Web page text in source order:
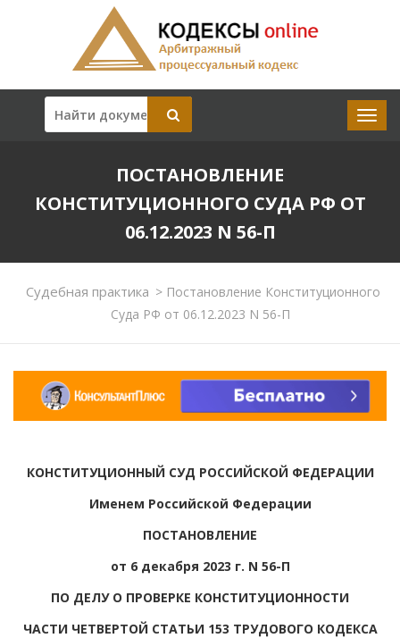
ПОСТАНОВЛЕНИЕ
КОНСТИТУЦИОННОГО СУДА РФ ОТ
06.12.2023 N 56-П
Судебная практика > Постановление Конституционного
Суда РФ от 06.12.2023 N 56-П
КОНСТИТУЦИОННЫЙ СУД РОССИЙСКОЙ ФЕДЕРАЦИИ
Именем Российской Федерации
ПОСТАНОВЛЕНИЕ
от 6 декабря 2023 г. N 56-П
ПО ДЕЛУ О ПРОВЕРКЕ КОНСТИТУЦИОННОСТИ
ЧАСТИ ЧЕТВЕРТОЙ СТАТЬИ 153 ТРУДОВОГО КОДЕКСА